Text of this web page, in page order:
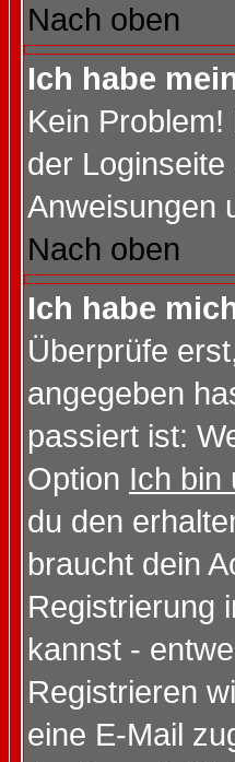
Nach oben
Ich habe
Kein
der Loginseite
Anweisungen
Nach oben
Ich habe
Überprüfe
angegeben
passiert ist:
Option Ich bin
du den
braucht dein
Registrierung
kannst -
Registrieren
eine E-Mail